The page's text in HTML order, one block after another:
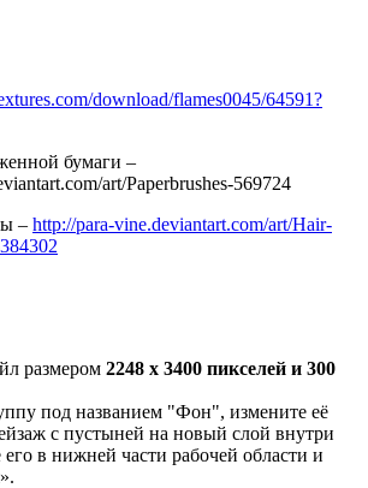
download/flames0045/64591?
бумаги –
art/Paperbrushes-569724
– http://para-vine.deviantart.com/art/Hair-
размером 2248 x 3400 пикселей и 300
под названием "Фон", измените её
с пустыней на новый слой внутри
в нижней части рабочей области и